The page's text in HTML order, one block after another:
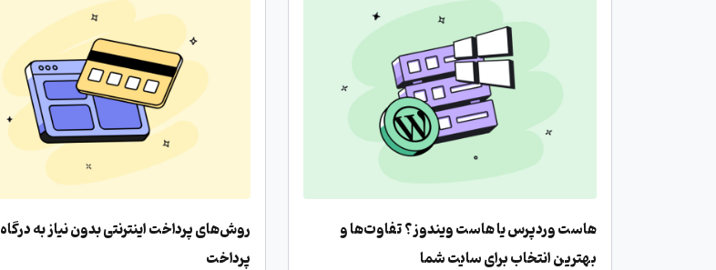
هاست وردپرس یا هاست ویندوز؟ تفاوت‌ها و
بهترین انتخاب برای سایت شما
روش‌های پرداخت اینترنتی بدون نیاز به درگاه
پرداخت